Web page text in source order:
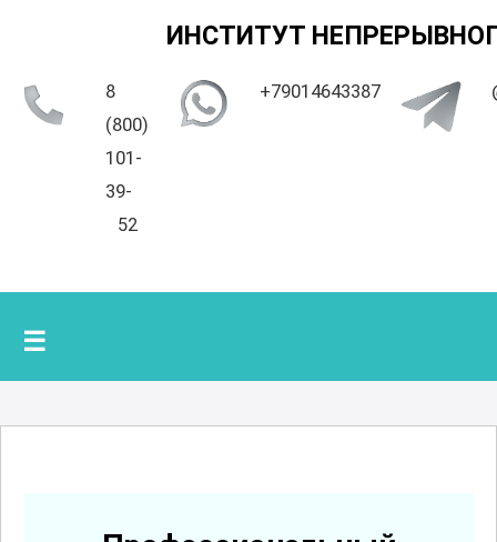
ИНСТИТУТ
8
(800)
101-
39-
52
+79014643387
☰